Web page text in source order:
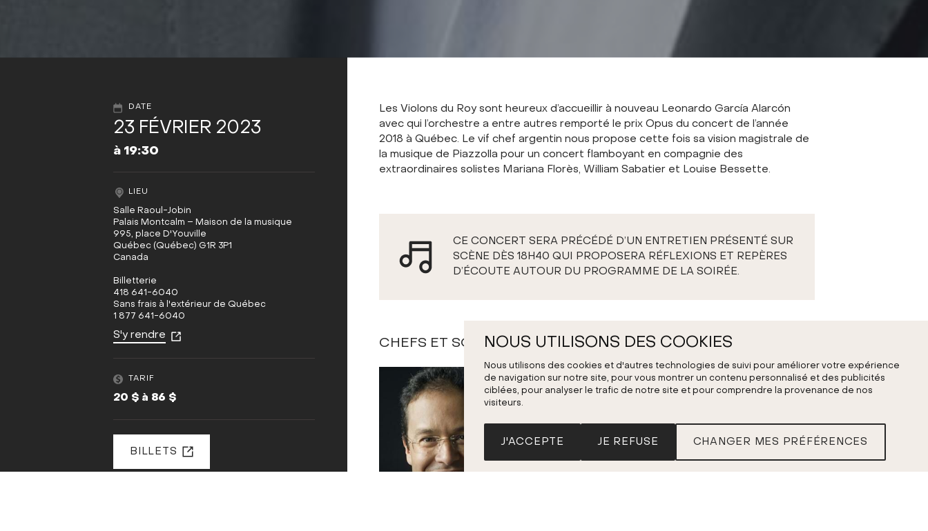
NOUS UTILISONS DES COOKIES
Nous utilisons des cookies et d'autres technologies de suivi pour améliorer votre expérience
de navigation sur notre site, pour vous montrer un contenu personnalisé et des publicités
ciblées, pour analyser le trafic de notre site et pour comprendre la provenance de nos
visiteurs.
J'ACCEPTE JE REFUSE CHANGER MES PRÉFÉRENCES
DATE
23 FÉVRIER 2023
à 19:30
LIEU
Salle Raoul-Jobin
Palais Montcalm – Maison de la musique
995, place D'Youville
Québec (Québec) G1R 3P1
Canada
Billetterie
418 641-6040
Sans frais à l'extérieur de Québec
1 877 641-6040
S'y rendre
TARIF
20 $ à 86 $
BILLETS
Les Violons du Roy sont heureux d’accueillir à nouveau Leonardo García Alarcón
avec qui l’orchestre a entre autres remporté le prix Opus du concert de l’année
2018 à Québec. Le vif chef argentin nous propose cette fois sa vision magistrale de
la musique de Piazzolla pour un concert flamboyant en compagnie des
extraordinaires solistes Mariana Florès, William Sabatier et Louise Bessette.
CE CONCERT SERA PRÉCÉDÉ D’UN ENTRETIEN PRÉSENTÉ SUR
SCÈNE DÈS 18H40 QUI PROPOSERA RÉFLEXIONS ET REPÈRES
D’ÉCOUTE AUTOUR DU PROGRAMME DE LA SOIRÉE.
CHEFS ET SOLISTES